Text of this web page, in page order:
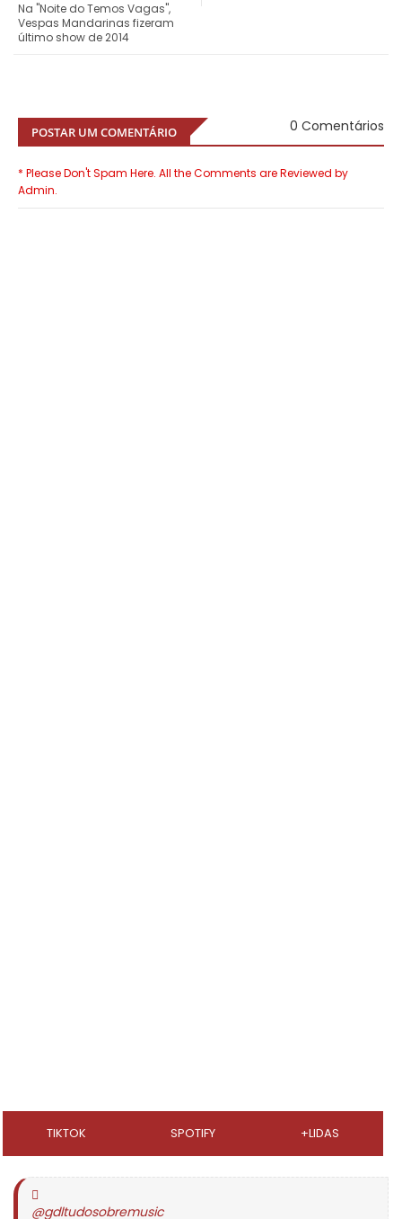
Na "Noite do Temos Vagas",
Vespas Mandarinas fizeram
último show de 2014
POSTAR UM COMENTÁRIO 0 Comentários
* Please Don't Spam Here. All the Comments are Reviewed by
Admin.
TIKTOK SPOTIFY +LIDAS
@gdltudosobremusic